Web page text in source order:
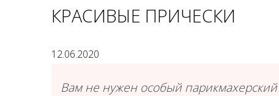
КРАСИВЫЕ ПРИЧЕСКИ
12.06.2020
Вам не нужен особый